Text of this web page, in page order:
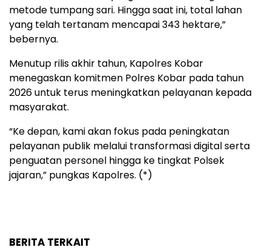
metode tumpang sari. Hingga saat ini, total lahan
yang telah tertanam mencapai 343 hektare,”
bebernya.
Menutup rilis akhir tahun, Kapolres Kobar
menegaskan komitmen Polres Kobar pada tahun
2026 untuk terus meningkatkan pelayanan kepada
masyarakat.
“Ke depan, kami akan fokus pada peningkatan
pelayanan publik melalui transformasi digital serta
penguatan personel hingga ke tingkat Polsek
jajaran,” pungkas Kapolres. (*)
BERITA TERKAIT